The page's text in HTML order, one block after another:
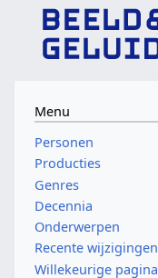
Menu
Personen
Producties
Genres
Decennia
Onderwerpen
Recente wijzigingen
Willekeurige pagina